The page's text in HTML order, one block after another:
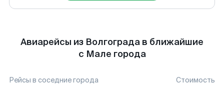
Авиарейсы из Волгограда в ближайшие
с Мале города
Рейсы в соседние города Стоимость